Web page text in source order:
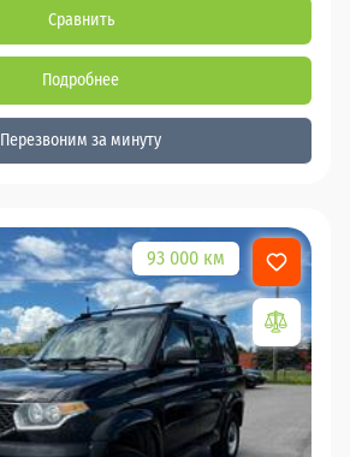
Сравнить
Подробнее
Перезвоним за минуту
93 000 км